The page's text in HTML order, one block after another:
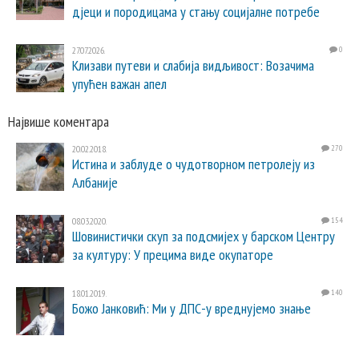
дјеци и породицама у стању социјалне потребе
27.07.2026. 0
Клизави путеви и слабија видљивост: Возачима
упућен важан апел
Највише коментара
20.02.2018. 270
Истина и заблуде о чудотворном петролеју из
Албаније
08.03.2020. 154
Шовинистички скуп за подсмијех у барском Центру
за културу: У прецима виде окупаторе
18.01.2019. 140
Божо Јанковић: Ми у ДПС-у вреднујемо знање